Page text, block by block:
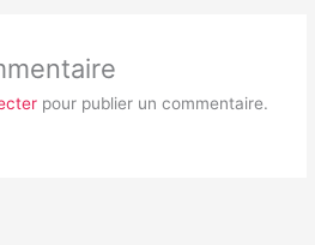
pour publier un commentaire.